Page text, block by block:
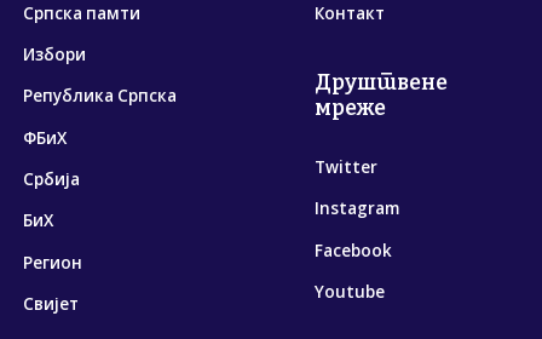
Српска памти
Избори
Република Српска
ФБиХ
Србија
БиХ
Регион
Свијет
Контакт
Друштвене
мреже
Twitter
Instagram
Facebook
Youtube